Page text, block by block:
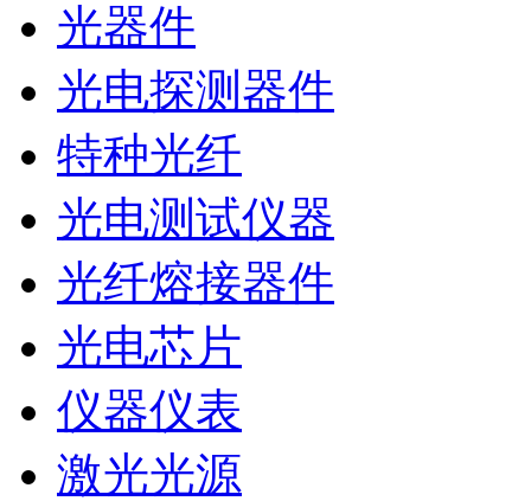
光器件
光电探测器件
特种光纤
光电测试仪器
光纤熔接器件
光电芯片
仪器仪表
激光光源